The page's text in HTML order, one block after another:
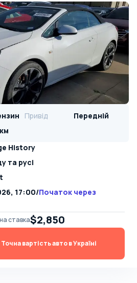
Привід
Передній
History
та русі
17:00/Початок через
ставка$2,850
Точна вартість авто в Україні